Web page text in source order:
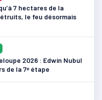
7 hectares de la
le feu désormais
2026 : Edwin Nubul
de la 7ᵉ étape